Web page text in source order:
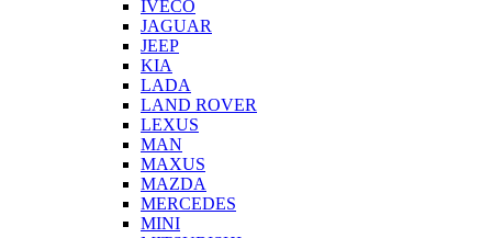
IVECO
JAGUAR
JEEP
KIA
LADA
LAND ROVER
LEXUS
MAN
MAXUS
MAZDA
MERCEDES
MINI